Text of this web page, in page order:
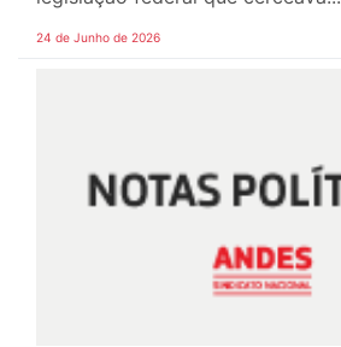
24 de Junho de 2026